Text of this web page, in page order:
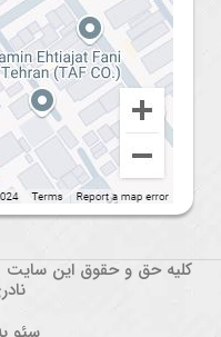
کلیه حق و حقوق این